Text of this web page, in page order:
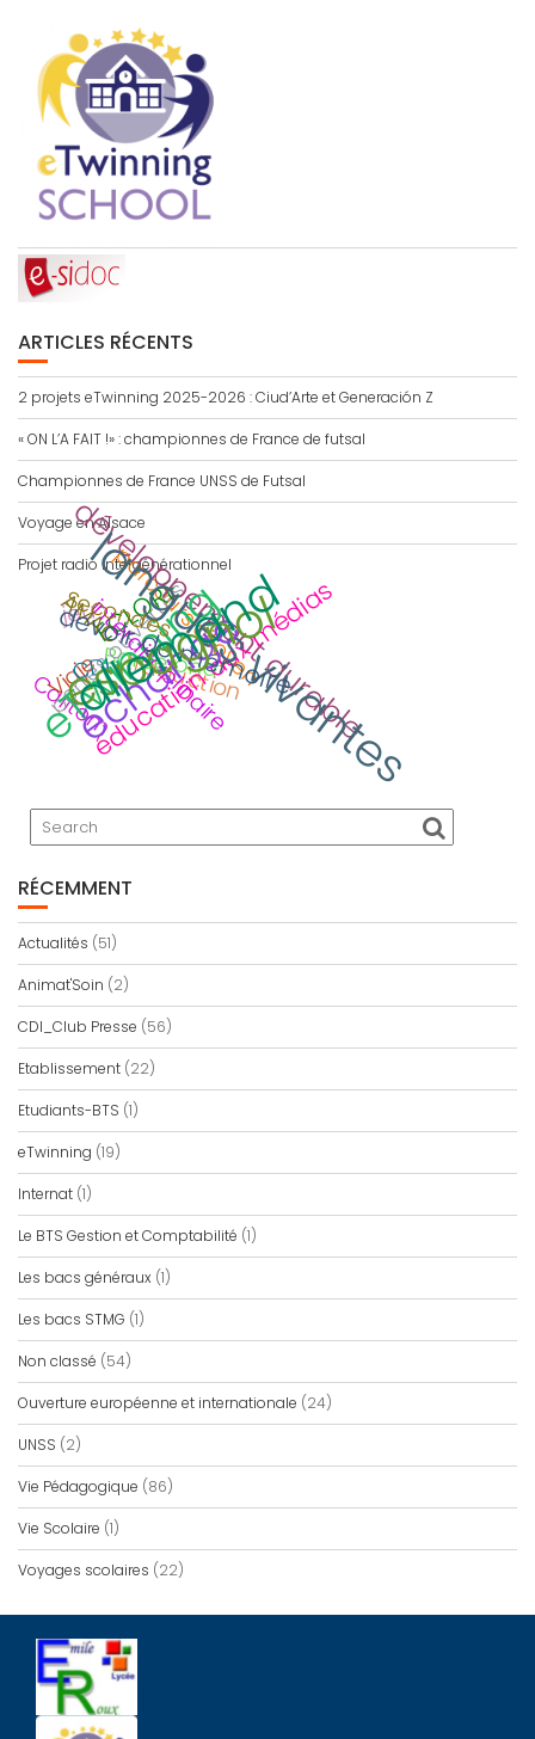
ARTICLES RÉCENTS
2 projets eTwinning 2025-2026 : Ciud’Arte et Generación Z
« ON L’A FAIT !» : championnes de France de futsal
Championnes de France UNSS de Futsal
Voyage en Alsace
Projet radio intergénérationnel
traduction
Calitom
jeu parcours citoyen
Barcelona
portes ouvertes
ECLORE
développement durable
éducation aux médias
Viaje
eTwinning
AMAC
interdisciplinaire
langues vivantes
échange
devoir de mémoire
Secondes
CDI
espagnol
allemand
RÉCEMMENT
Actualités (51)
Animat'Soin (2)
CDI_Club Presse (56)
Etablissement (22)
Etudiants-BTS (1)
eTwinning (19)
Internat (1)
Le BTS Gestion et Comptabilité (1)
Les bacs généraux (1)
Les bacs STMG (1)
Non classé (54)
Ouverture européenne et internationale (24)
UNSS (2)
Vie Pédagogique (86)
Vie Scolaire (1)
Voyages scolaires (22)